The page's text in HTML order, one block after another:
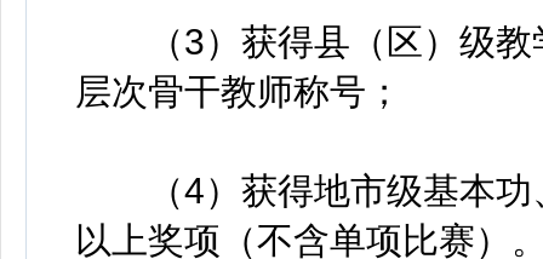
（3）获得县（区）级教
层次骨干教师称号；
（4）获得地市级基本功
以上奖项（不含单项比赛）